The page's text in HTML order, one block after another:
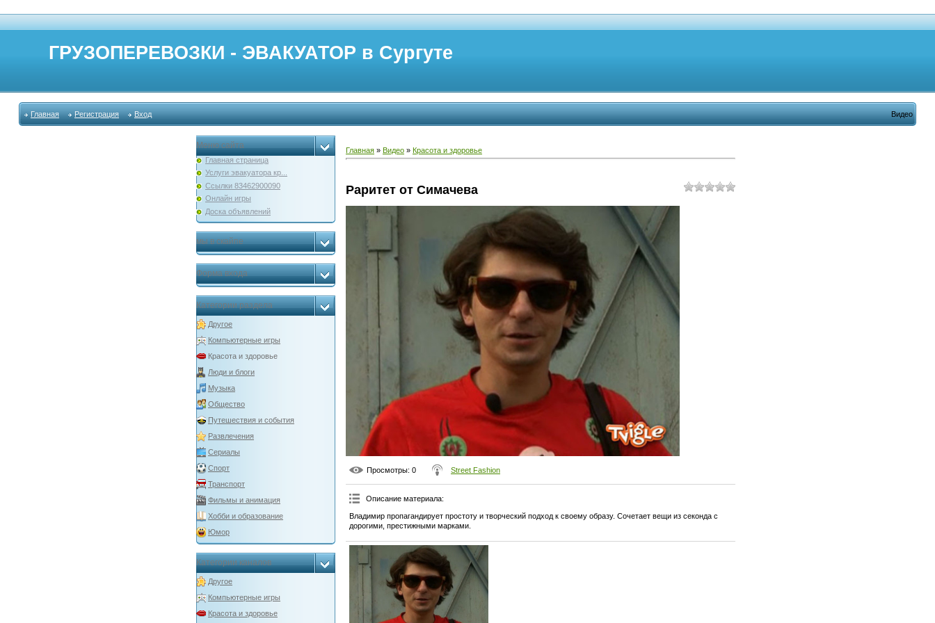
ГРУЗОПЕРЕВОЗКИ - ЭВАКУАТОР в Сургуте
Главная Регистрация Вход Видео
Меню сайта
Главная страница
Услуги эвакуатора кр...
Ссылки 83462900090
Онлайн игры
Доска объявлений
мы в скайпе
Форма входа
Категории раздела
Другое
Компьютерные игры
Красота и здоровье
Люди и блоги
Музыка
Общество
Путешествия и события
Развлечения
Сериалы
Спорт
Транспорт
Фильмы и анимация
Хобби и образование
Юмор
Категории каналов
Другое
Компьютерные игры
Красота и здоровье
Главная » Видео » Красота и здоровье
Раритет от Симачева
Просмотры: 0 Street Fashion
Описание материала:
Владимир пропагандирует простоту и творческий подход к своему образу. Сочетает вещи из секонда с
дорогими, престижными марками.